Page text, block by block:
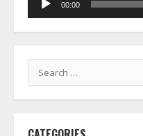
00:00
Search
for: